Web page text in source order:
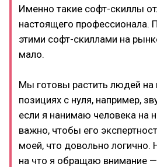
Именно такие софт-скиллы
настоящего профессионала.
этими софт-скиллами на
мало.
Мы готовы растить людей на
позициях с нуля, например,
если я нанимаю человека на
важно, чтобы его
моей, что довольно логично.
на что я обращаю внимание —